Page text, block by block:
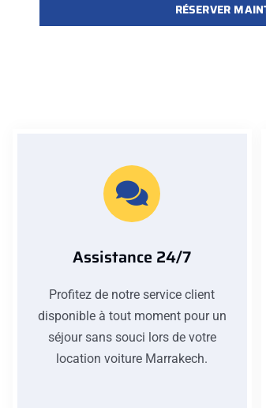
RÉSERVER
Assistance 24/7
Profitez de notre service client
disponible à tout moment pour un
séjour sans souci lors de votre
location voiture Marrakech.